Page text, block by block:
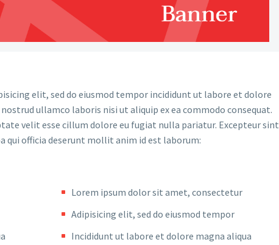
elit, sed do eiusmod tempor incididunt ut labore et dolore
ullamco laboris nisi ut aliquip ex ea commodo consequat.
velit esse cillum dolore eu fugiat nulla pariatur. Excepteur sint
qui officia deserunt mollit anim id est laborum:
Lorem ipsum dolor sit amet, consectetur
Adipisicing elit, sed do eiusmod tempor
Incididunt ut labore et dolore magna aliqua